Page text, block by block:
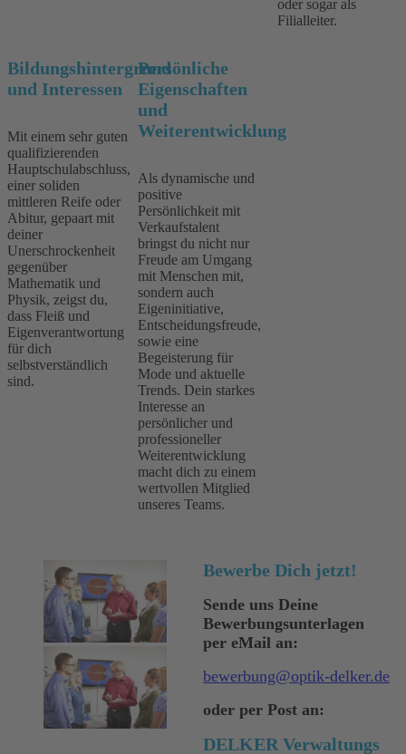
oder sogar als
Filialleiter.
Bildungshintergrund
und Interessen
Mit einem sehr guten
qualifizierenden
Hauptschulabschluss,
einer soliden
mittleren Reife oder
Abitur, gepaart mit
deiner
Unerschrockenheit
gegenüber
Mathematik und
Physik, zeigst du,
dass Fleiß und
Eigenverantwortung
für dich
selbstverständlich
sind.
Persönliche
Eigenschaften
und
Weiterentwicklung
Als dynamische und
positive
Persönlichkeit mit
Verkaufstalent
bringst du nicht nur
Freude am Umgang
mit Menschen mit,
sondern auch
Eigeninitiative,
Entscheidungsfreude,
sowie eine
Begeisterung für
Mode und aktuelle
Trends. Dein starkes
Interesse an
persönlicher und
professioneller
Weiterentwicklung
macht dich zu einem
wertvollen Mitglied
unseres Teams.
Bewerbe Dich jetzt!
Sende uns Deine
Bewerbungsunterlagen
per eMail an:
bewerbung@optik-delker.de
oder per Post an:
DELKER Verwaltungs